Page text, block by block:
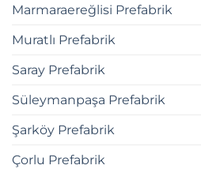
Marmaraereğlisi Prefabrik
Muratlı Prefabrik
Saray Prefabrik
Süleymanpaşa Prefabrik
Şarköy Prefabrik
Çorlu Prefabrik